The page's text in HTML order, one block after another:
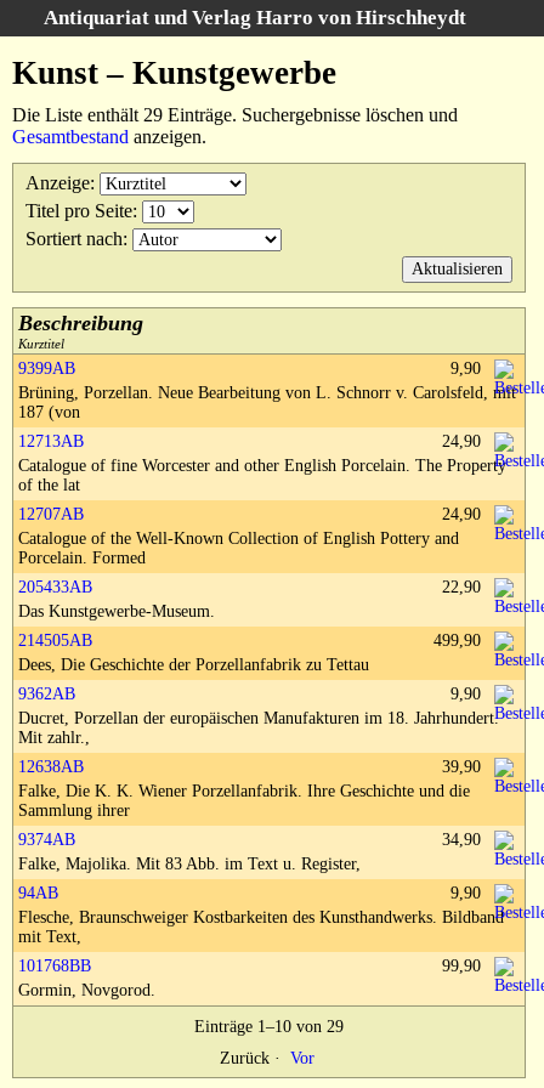
Antiquariat und Verlag Harro von Hirschheydt
Unsere Bücher
Suche
Gebiete
Suchergebnisse
Warenkorb
Kataloge
Über uns
AGB
Widerruf
Datenschutz
Versand&Zahlung
Impressum
Kunst – Kunstgewerbe
Die Liste enthält 29 Einträge. Suchergebnisse löschen und
Gesamtbestand anzeigen.
Anzeige:
Titel pro Seite:
Sortiert nach:
Beschreibung
Kurztitel
9399AB
Brüning, Porzellan. Neue Bearbeitung von L. Schnorr v. Carolsfeld, mit
187 (von
9,90
12713AB
Catalogue of fine Worcester and other English Porcelain. The Property
of the lat
24,90
12707AB
Catalogue of the Well-Known Collection of English Pottery and
Porcelain. Formed
24,90
205433AB
Das Kunstgewerbe-Museum.
22,90
214505AB
Dees, Die Geschichte der Porzellanfabrik zu Tettau
499,90
9362AB
Ducret, Porzellan der europäischen Manufakturen im 18. Jahrhundert.
Mit zahlr.,
9,90
12638AB
Falke, Die K. K. Wiener Porzellanfabrik. Ihre Geschichte und die
Sammlung ihrer
39,90
9374AB
Falke, Majolika. Mit 83 Abb. im Text u. Register,
34,90
94AB
Flesche, Braunschweiger Kostbarkeiten des Kunsthandwerks. Bildband
mit Text,
9,90
101768BB
Gormin, Novgorod.
99,90
Einträge 1–10 von 29
Zurück· Vor